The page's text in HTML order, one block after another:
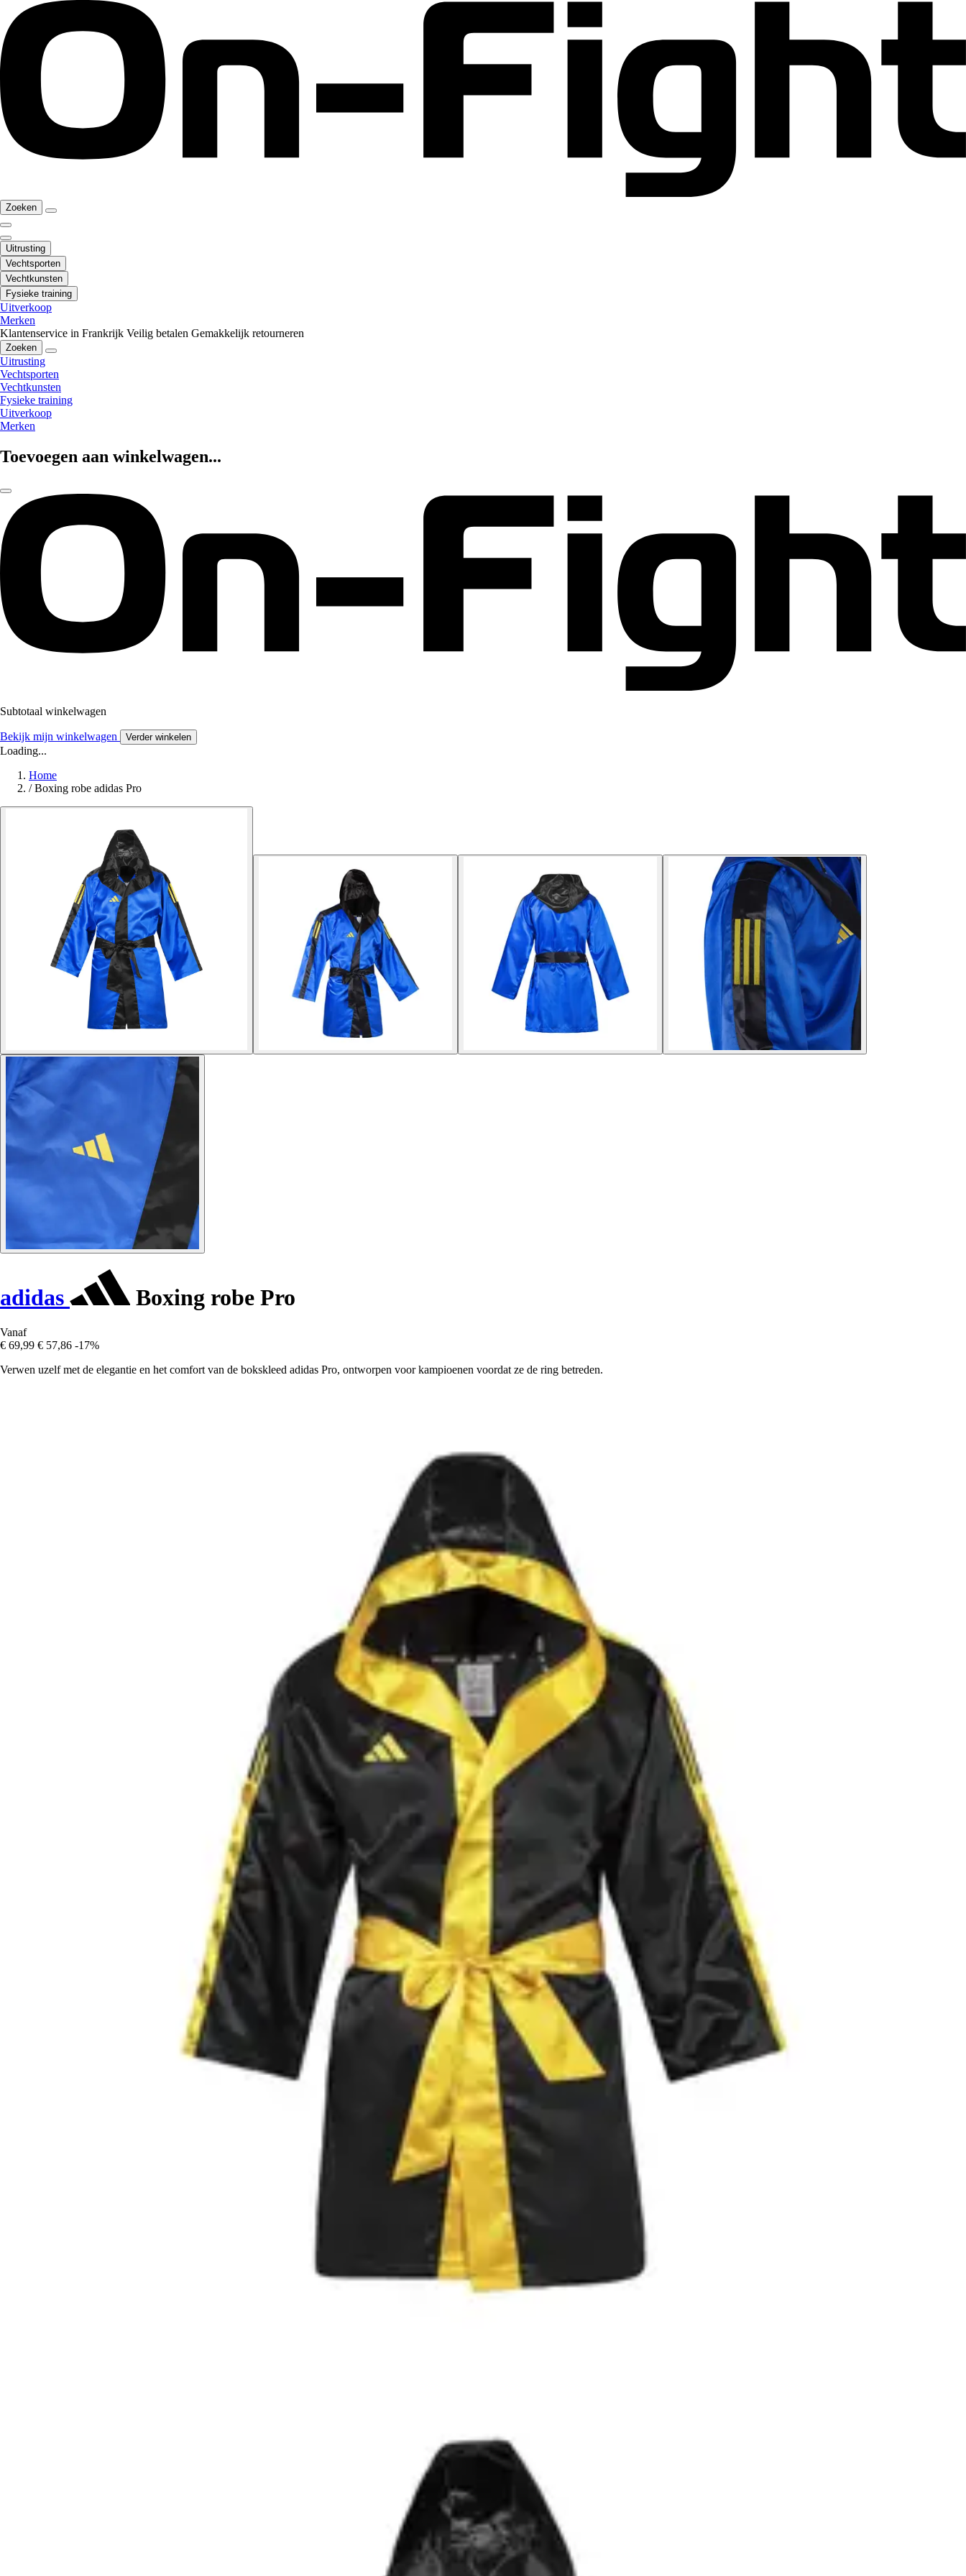
Zoeken
Uitrusting
Vechtsporten
Vechtkunsten
Fysieke training
Uitverkoop
Merken
Klantenservice in Frankrijk Veilig betalen Gemakkelijk retourneren
Zoeken
Uitrusting
Vechtsporten
Vechtkunsten
Fysieke training
Uitverkoop
Merken
Toevoegen aan winkelwagen...
Subtotaal winkelwagen
Bekijk mijn winkelwagen Verder winkelen
Loading...
Home
/ Boxing robe adidas Pro
adidas Boxing robe Pro
Vanaf
€ 69,99 € 57,86 -17%
Verwen uzelf met de elegantie en het comfort van de bokskleed adidas Pro, ontworpen voor kampioenen voordat ze de ring betreden.